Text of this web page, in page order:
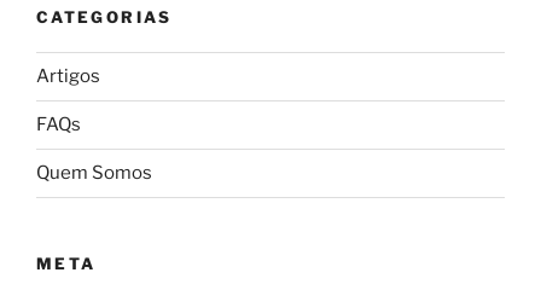
CATEGORIAS
Artigos
FAQs
Quem Somos
META